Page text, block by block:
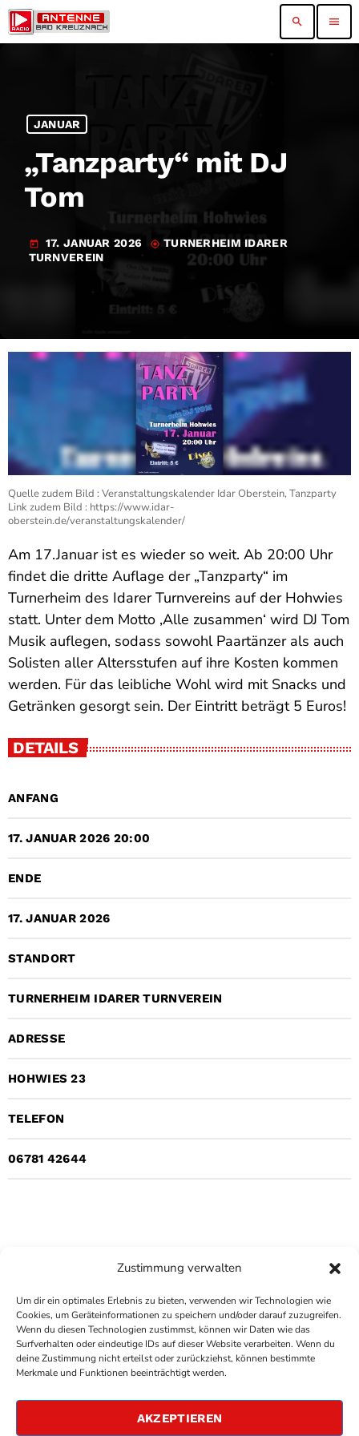
Zustimmung verwalten
Um dir ein optimales Erlebnis zu bieten, verwenden wir Technologien wie
Cookies, um Geräteinformationen zu speichern und/oder darauf zuzugreifen.
Wenn du diesen Technologien zustimmst, können wir Daten wie das
Surfverhalten oder eindeutige IDs auf dieser Website verarbeiten. Wenn du
deine Zustimmung nicht erteilst oder zurückziehst, können bestimmte
Merkmale und Funktionen beeinträchtigt werden.
AKZEPTIEREN
search menu
JANUAR
„Tanzparty“ mit DJ
Tom
today 17. JANUAR 2026 my_location TURNERHEIM IDARER
TURNVEREIN
Quelle zudem Bild : Veranstaltungskalender Idar Oberstein, Tanzparty
Link zudem Bild : https://www.idar-
oberstein.de/veranstaltungskalender/
Am 17.Januar ist es wieder so weit. Ab 20:00 Uhr
findet die dritte Auflage der „Tanzparty“ im
Turnerheim des Idarer Turnvereins auf der Hohwies
statt. Unter dem Motto ‚Alle zusammen‘ wird DJ Tom
Musik auflegen, sodass sowohl Paartänzer als auch
Solisten aller Altersstufen auf ihre Kosten kommen
werden. Für das leibliche Wohl wird mit Snacks und
Getränken gesorgt sein. Der Eintritt beträgt 5 Euros!
DETAILS
ANFANG
17. JANUAR 2026 20:00
ENDE
17. JANUAR 2026
STANDORT
TURNERHEIM IDARER TURNVEREIN
ADRESSE
HOHWIES 23
TELEFON
06781 42644
COPYRIGHTANTENNE BAD KREUZNACH